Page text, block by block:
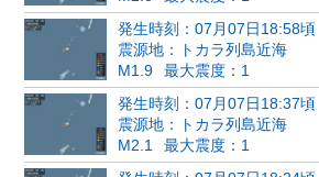
発生時刻：07月07日18:58頃
震源地：トカラ列島近海
M1.9
最大震度：1
発生時刻：07月07日18:37頃
震源地：トカラ列島近海
M2.1
最大震度：1